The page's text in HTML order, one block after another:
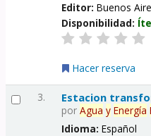
Editor:Buenos
Disponibilidad:
Hacer reserva
3. Estacion
porAgua y Energía
Idioma:Español